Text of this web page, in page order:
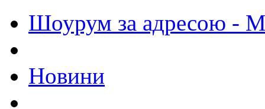
Шоурум за адресою - М.
Новини